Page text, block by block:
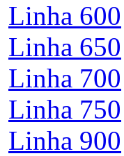
Linha 600
Linha 650
Linha 700
Linha 750
Linha 900